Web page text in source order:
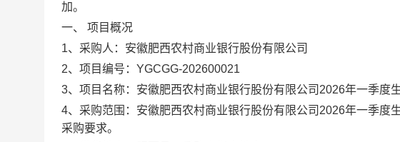
加。
一、
项目概况
1、 采购人 ： 安徽肥西农村商业银行股份有限公司
2、 项目编号： YGCGG-202600021
3、 项目名称： 安徽肥西农村商业银行股份有限公司 2026年一季度
4、采购范围：安徽肥西农村商业银行股份有限公司2026年一季度
采购要求。